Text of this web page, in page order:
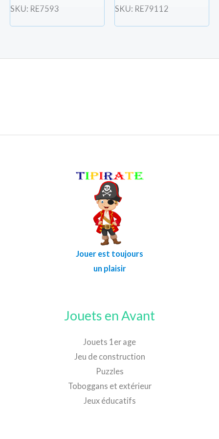
SKU: RE7593 SKU: RE79112
Jouer est toujours
un plaisir
Jouets en Avant
Jouets 1er age
Jeu de construction
Puzzles
Toboggans et extérieur
Jeux éducatifs